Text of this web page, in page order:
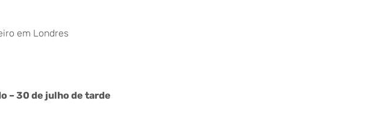
em Londres
– 30 de julho de tarde